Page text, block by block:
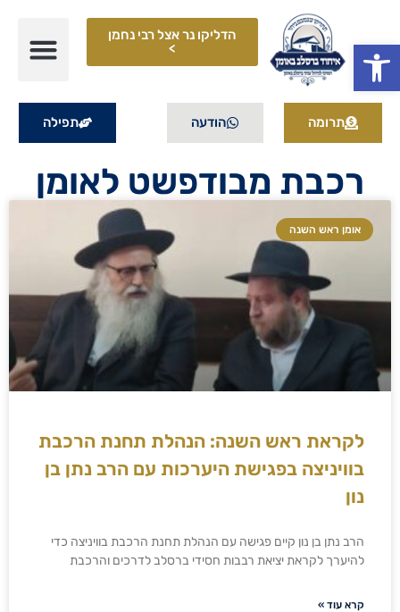
פתח סרגל נגישות
הדליקו נר אצל רבי נחמן
>
תרומה הודעה תפילה
רכבת מבודפשט לאומן
אומן ראש השנה
לקראת ראש השנה: הנהלת תחנת הרכבת
בוויניצה בפגישת היערכות עם הרב נתן בן
נון
הרב נתן בן נון קיים פגישה עם הנהלת תחנת הרכבת בוויניצה כדי
להיערך לקראת יציאת רבבות חסידי ברסלב לדרכים והרכבת
קרא עוד »